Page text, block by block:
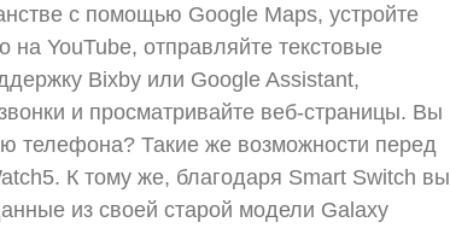
с помощью Google Maps, устройте
YouTube, отправляйте текстовые
Bixby или Google Assistant,
и просматривайте веб-страницы. Вы
телефона? Такие же возможности перед
К тому же, благодаря Smart Switch вы
из своей старой модели Galaxy